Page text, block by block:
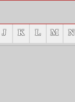
J K L M N